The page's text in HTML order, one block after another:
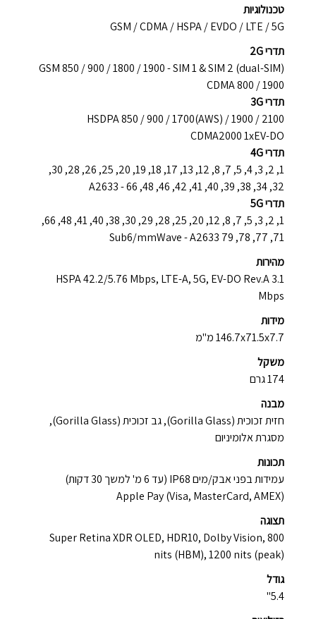
טכנולוגיות
GSM / CDMA / HSPA / EVDO / LTE / 5G
תדרי 2G
GSM 850 / 900 / 1800 / 1900 - SIM 1 & SIM 2 (dual-SIM)
CDMA 800 / 1900
תדרי 3G
HSDPA 850 / 900 / 1700(AWS) / 1900 / 2100
CDMA2000 1xEV-DO
תדרי 4G
1, 2, 3, 4, 5, 7, 8, 12, 13, 17, 18, 19, 20, 25, 26, 28, 30,
32, 34, 38, 39, 40, 41, 42, 46, 48, 66 - A2633
תדרי 5G
1, 2, 3, 5, 7, 8, 12, 20, 25, 28, 29, 30, 38, 40, 41, 48, 66,
71, 77, 78, 79 Sub6/mmWave - A2633
מהירות
HSPA 42.2/5.76 Mbps, LTE-A, 5G, EV-DO Rev.A 3.1
Mbps
מידות
146.7x71.5x7.7 מ"מ
משקל
174 גרם
מבנה
חזית זכוכית (Gorilla Glass), גב זכוכית (Gorilla Glass),
מסגרת אלומיניום
תכונות
עמידות בפני אבק/מים IP68 (עד 6 מ' למשך 30 דקות)
Apple Pay (Visa, MasterCard, AMEX)
תצוגה
Super Retina XDR OLED, HDR10, Dolby Vision, 800
nits (HBM), 1200 nits (peak)
גודל
5.4"